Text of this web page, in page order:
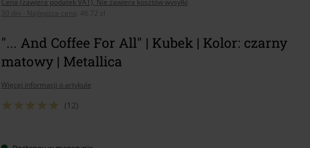
Cena (zawiera podatek VAT), Nie zawiera kosztów wysyłki
30 dni - Najlepsza cena
46.72 zł
"... And Coffee For All" | Kubek | Kolor: czarny
matowy | Metallica
Więcej informacji o artykule
(12)
Wybierz